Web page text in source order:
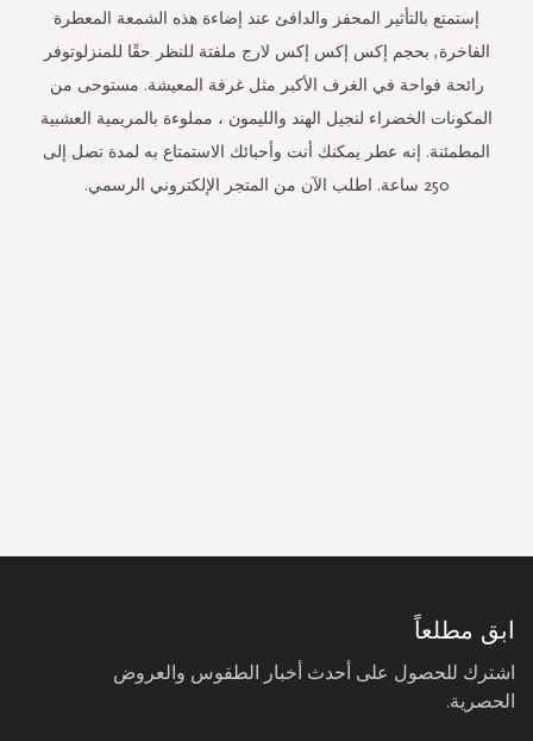
إستمتع بالتأثير المحفز والدافئ عند إضاءة هذه الشمعة المعطرة
الفاخرة, بحجم إكس إكس إكس لارج ملفتة للنظر حقًا للمنزلوتوفر
رائحة فواحة في الغرف الأكبر مثل غرفة المعيشة. مستوحى من
المكونات الخضراء لنجيل الهند والليمون ، مملوءة بالمريمية العشبية
المطمئنة. إنه عطر يمكنك أنت وأحبائك الاستمتاع به لمدة تصل إلى
250 ساعة. اطلب الآن من المتجر الإلكتروني الرسمي.
ابق مطلعاً
اشترك للحصول على أحدث أخبار الطقوس والعروض
الحصرية.